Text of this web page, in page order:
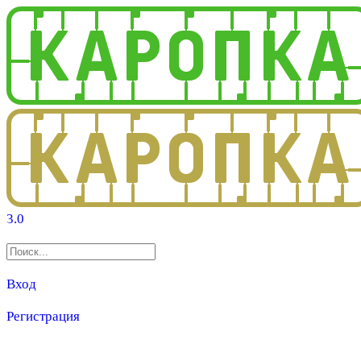
3.0
Вход
Регистрация